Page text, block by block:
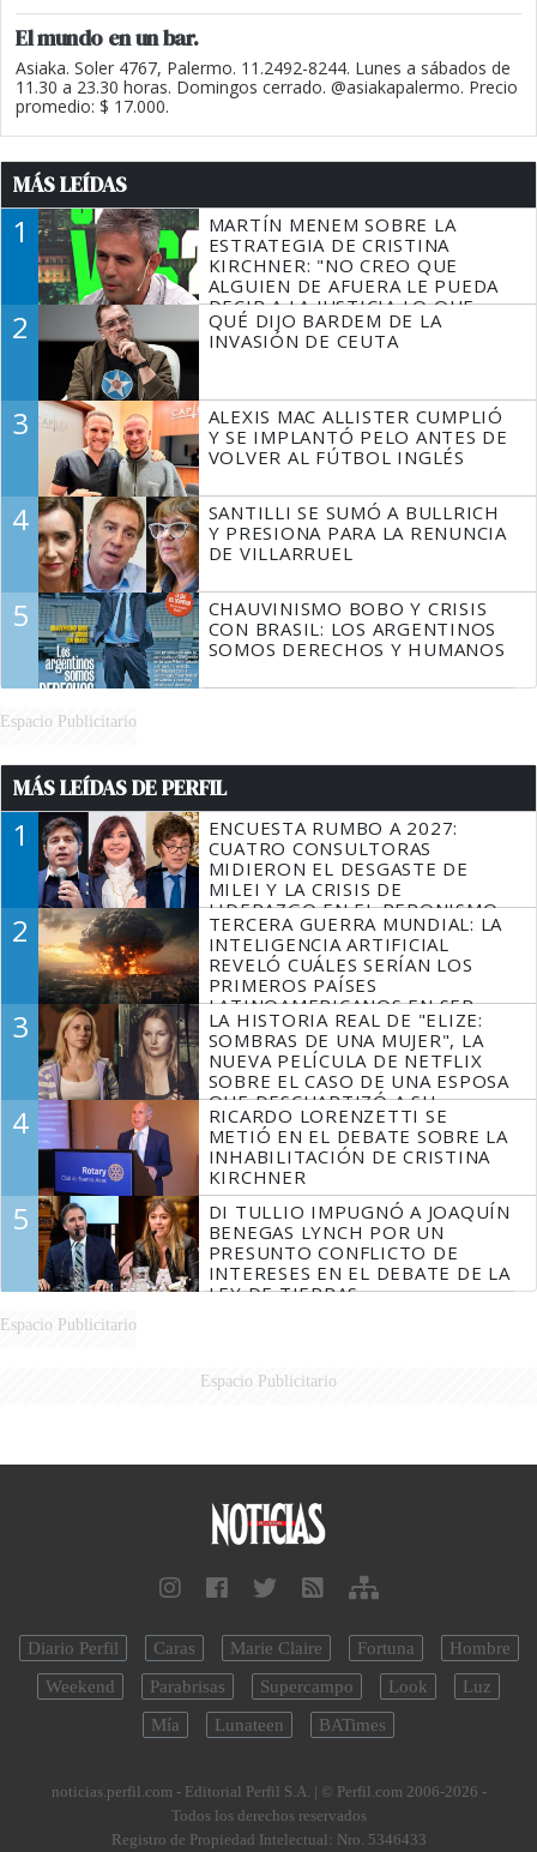
El mundo en un bar.
Asiaka. Soler 4767, Palermo. 11.2492-8244. Lunes a sábados de
11.30 a 23.30 horas. Domingos cerrado. @asiakapalermo. Precio
promedio: $ 17.000.
MÁS LEÍDAS
1
MARTÍN MENEM SOBRE LA
ESTRATEGIA DE CRISTINA
KIRCHNER: "NO CREO QUE
ALGUIEN DE AFUERA LE PUEDA
DECIR A LA JUSTICIA LO QUE
TIENE QUE HACER"
2
QUÉ DIJO BARDEM DE LA
INVASIÓN DE CEUTA
3
ALEXIS MAC ALLISTER CUMPLIÓ
Y SE IMPLANTÓ PELO ANTES DE
VOLVER AL FÚTBOL INGLÉS
4
SANTILLI SE SUMÓ A BULLRICH
Y PRESIONA PARA LA RENUNCIA
DE VILLARRUEL
5
CHAUVINISMO BOBO Y CRISIS
CON BRASIL: LOS ARGENTINOS
SOMOS DERECHOS Y HUMANOS
Espacio Publicitario
MÁS LEÍDAS DE PERFIL
1
ENCUESTA RUMBO A 2027:
CUATRO CONSULTORAS
MIDIERON EL DESGASTE DE
MILEI Y LA CRISIS DE
LIDERAZGO EN EL PERONISMO
2
TERCERA GUERRA MUNDIAL: LA
INTELIGENCIA ARTIFICIAL
REVELÓ CUÁLES SERÍAN LOS
PRIMEROS PAÍSES
LATINOAMERICANOS EN SER
DERROTADOS
3
LA HISTORIA REAL DE "ELIZE:
SOMBRAS DE UNA MUJER", LA
NUEVA PELÍCULA DE NETFLIX
SOBRE EL CASO DE UNA ESPOSA
QUE DESCUARTIZÓ A SU
MARIDO
4
RICARDO LORENZETTI SE
METIÓ EN EL DEBATE SOBRE LA
INHABILITACIÓN DE CRISTINA
KIRCHNER
5
DI TULLIO IMPUGNÓ A JOAQUÍN
BENEGAS LYNCH POR UN
PRESUNTO CONFLICTO DE
INTERESES EN EL DEBATE DE LA
LEY DE TIERRAS
Espacio Publicitario
Espacio Publicitario
Diario Perfil Caras Marie Claire Fortuna
Hombre
Weekend
Parabrisas Supercampo Look
Luz
Mía
Lunateen BATimes
noticias.perfil.com - Editorial Perfil S.A. | © Perfil.com 2006-2026 -
Todos los derechos reservados
Registro de Propiedad Intelectual: Nro. 5346433